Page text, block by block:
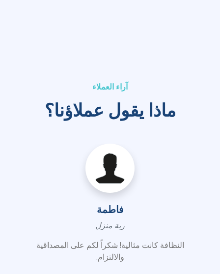
آراء العملاء
ماذا يقول عملاؤنا؟
فاطمة
ربة منزل
النظافة كانت مثالية! شكراً لكم على المصداقية
والالتزام.